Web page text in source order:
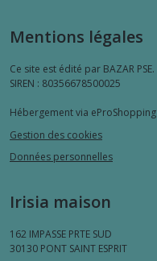
Mentions légales
Ce site est édité par BAZAR PSE.
SIREN : 80356678500025
Hébergement via eProShopping
Gestion des cookies
Données personnelles
Irisia maison
162 IMPASSE PRTE SUD
30130 PONT SAINT ESPRIT